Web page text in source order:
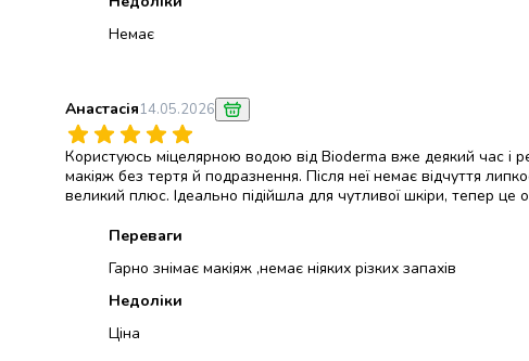
Паштети
гриби
Мед
Варення
Соуси
і
Соуси
Майонез
Томатна
Немає
Анастасія14.05.2026
Користуюсь міцелярною водою від Bioderma вже деякий час і
макіяж без тертя й подразнення. Після неї немає відчуття
великий плюс. Ідеально підійшла для чутливої шкіри, тепер
Переваги
Гарно знімає макіяж ,немає ніяких різких запахів
Недоліки
Ціна